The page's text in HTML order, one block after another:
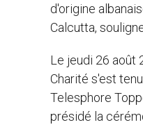
d'origine
Calcutta,
Le jeudi 26 août
Charité s'est
Telesphore
présidé la